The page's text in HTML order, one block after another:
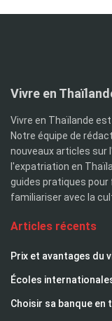
Vivre en
Vivre en Thaïlande
Notre équipe de
nouveaux articles sur
l'expatriation en
guides pratiques
familiariser avec la
Articles récents
Prix et avantages du
Écoles
Choisir sa banque en